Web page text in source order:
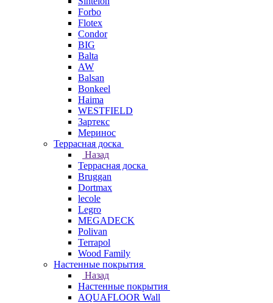
Forbo
Flotex
Condor
BIG
Balta
AW
Balsan
Bonkeel
Haima
WESTFIELD
Зартекс
Меринос
Террасная доска
Назад
Террасная доска
Bruggan
Dortmax
lecole
Legro
MEGADECK
Polivan
Terrapol
Wood Family
Настенные покрытия
Назад
Настенные покрытия
AQUAFLOOR Wall